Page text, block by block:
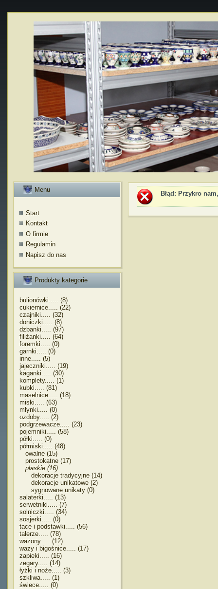
Menu
Start
Kontakt
O firmie
Regulamin
Napisz do nas
Produkty kategorie
bulionówki..... (8)
cukiernice..... (22)
czajniki..... (32)
doniczki..... (8)
dzbanki..... (97)
filiżanki..... (64)
foremki..... (0)
garnki..... (0)
inne..... (5)
jajeczniki..... (19)
kaganki..... (30)
komplety..... (1)
kubki..... (81)
maselnice..... (18)
miski..... (63)
młynki..... (0)
ozdoby..... (2)
podgrzewacze..... (23)
pojemniki..... (58)
półki..... (0)
półmiski..... (48)
owalne (15)
prostokątne (17)
płaskie (16)
dekoracje tradycyjne (14)
dekoracje unikatowe (2)
sygnowane unikaty (0)
salaterki..... (13)
serwetniki..... (7)
solniczki..... (34)
sosjerki..... (0)
tace i podstawki..... (56)
talerze..... (78)
wazony..... (12)
wazy i bigośnice..... (17)
zapieki..... (16)
zegary..... (14)
łyżki i noże..... (3)
szkliwa..... (1)
świece..... (0)
Błąd : Przykro